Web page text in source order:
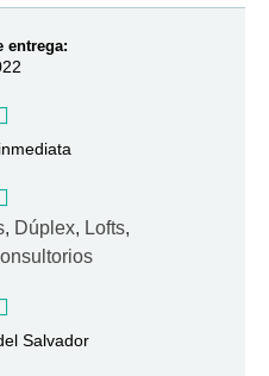
entrega:
, Dúplex, Lofts,
Salvador